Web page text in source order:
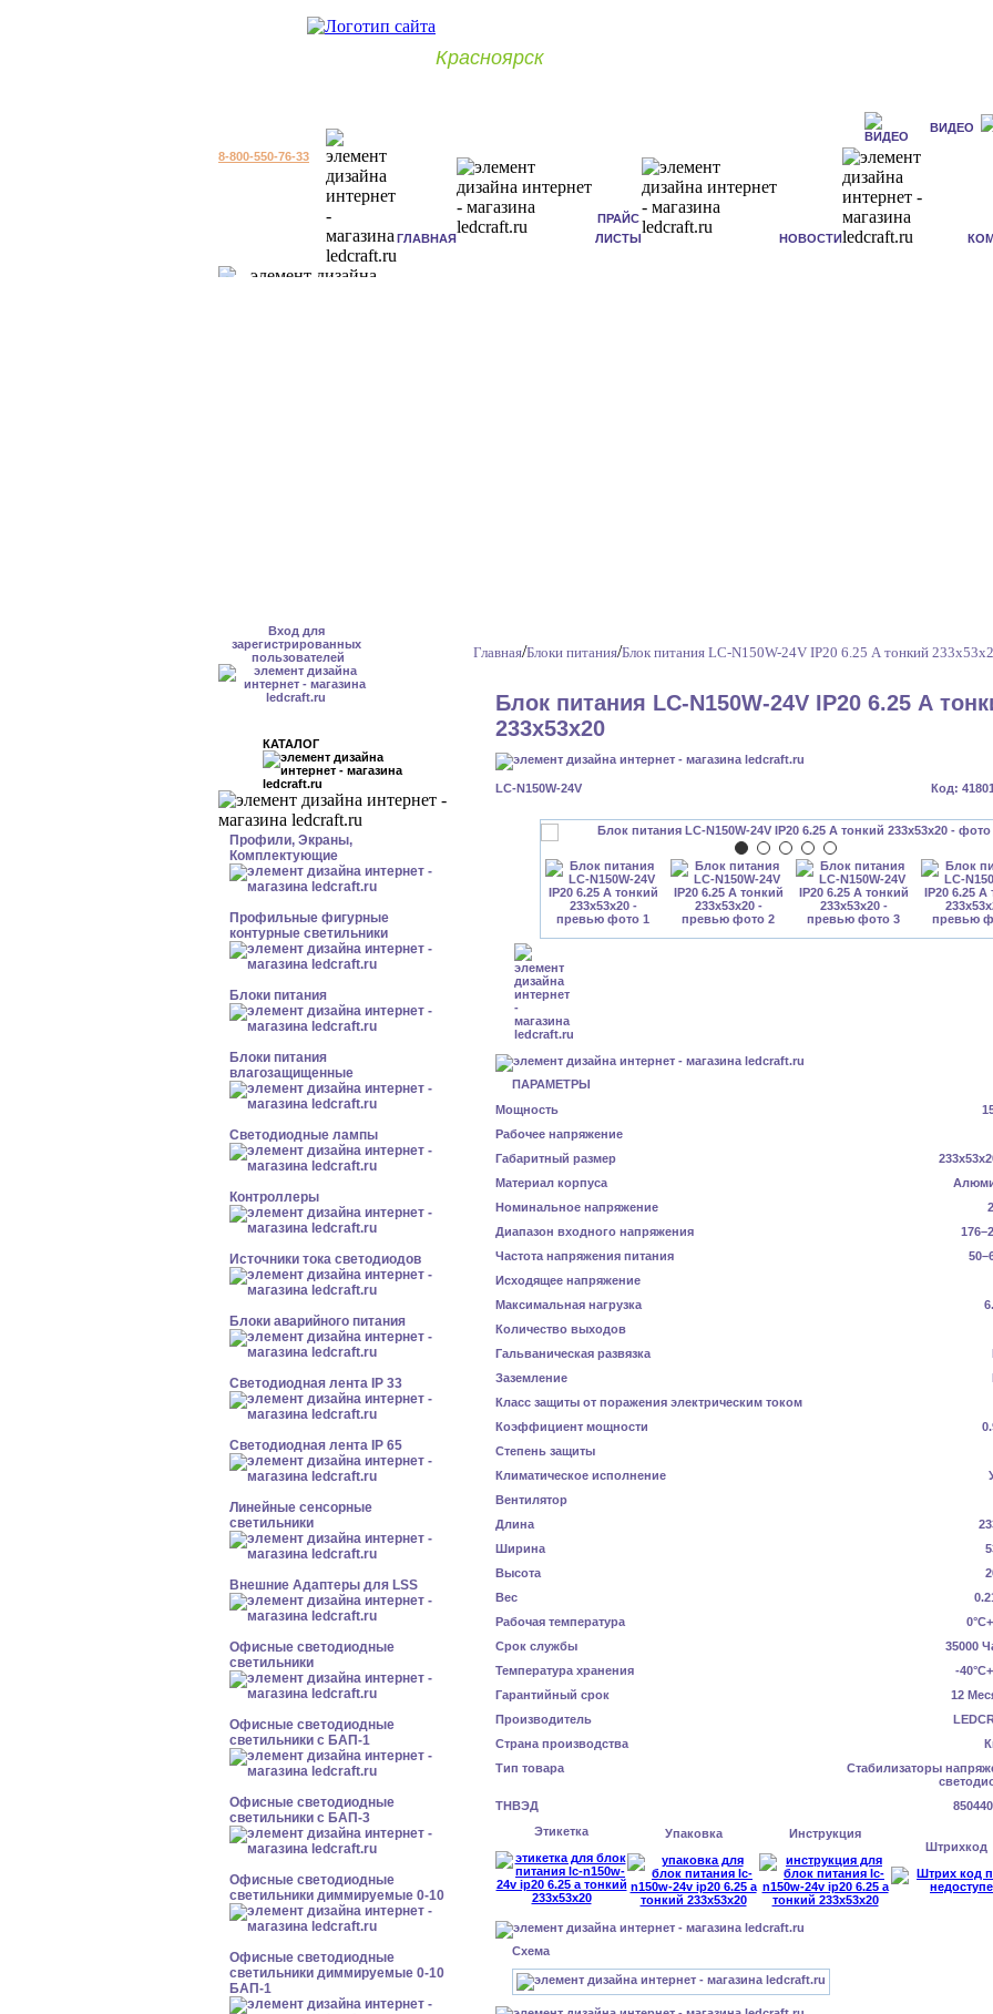
Красноярск
ВИДЕО
8-800-550-76-33
ГЛАВНАЯ
ПРАЙС
ЛИСТЫ
НОВОСТИ
Вход для
зарегистрированных
пользователей
КАТАЛОГ
Профили, Экраны,
Комплектующие
Профильные фигурные
контурные светильники
Блоки питания
Блоки питания
влагозащищенные
Светодиодные лампы
Контроллеры
Источники тока светодиодов
Блоки аварийного питания
Светодиодная лента IP 33
Светодиодная лента IP 65
Линейные сенсорные
светильники
Внешние Адаптеры для LSS
Офисные светодиодные
светильники
Офисные светодиодные
светильники с БАП-1
Офисные светодиодные
светильники с БАП-3
Офисные светодиодные
светильники диммируемые 0-10
Офисные светодиодные
светильники диммируемые 0-10
БАП-1
Главная/Блоки питания/Блок питания LC-N150W-24V IP20 6.25 А тонкий
Блок питания LC-N150W-24V IP20 6.25 А
233x53x20
Код:
LC-N150W-24V
ПАРАМЕТРЫ
Мощность
Рабочее напряжение
Габаритный размер
Материал корпуса
Номинальное напряжение
Диапазон входного напряжения
Частота напряжения питания
Исходящее напряжение
Максимальная нагрузка
Количество выходов
Гальваническая развязка
Заземление
Класс защиты от поражения электрическим током
Коэффициент мощности
Степень защиты
Климатическое исполнение
Вентилятор
Длина
Ширина
Высота
Вес
Рабочая температура
Срок службы
35000
Температура хранения
-
Гарантийный срок
12
Производитель
Страна производства
Тип товара
Стабилизаторы
ТНВЭД
Этикетка
Упаковка
Инструкция
Штрихкод
Схема